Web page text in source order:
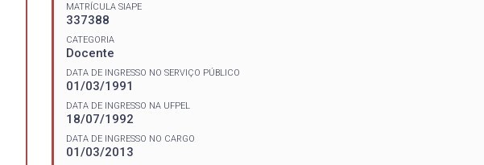
MATRÍCULA SIAPE
337388
CATEGORIA
Docente
DATA DE INGRESSO NO SERVIÇO PÚBLICO
01/03/1991
DATA DE INGRESSO NA UFPEL
18/07/1992
DATA DE INGRESSO NO CARGO
01/03/2013